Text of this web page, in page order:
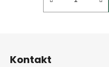
Kontakt